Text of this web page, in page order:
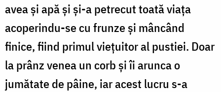
avea și apă și și-a petrecut toată viața
acoperindu-se cu frunze și mâncând
finice, fiind primul viețuitor al pustiei. Doar
la prânz venea un corb și îi arunca o
jumătate de pâine, iar acest lucru s-a